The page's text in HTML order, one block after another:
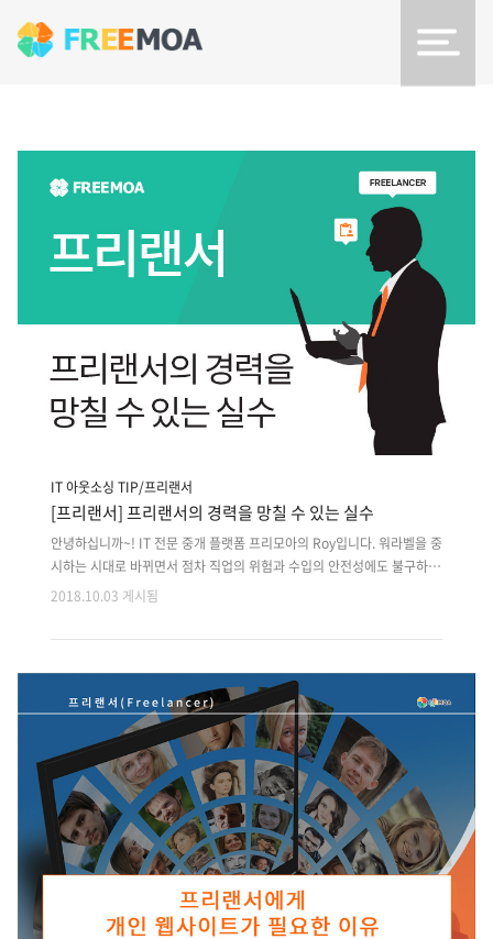
IT 아웃소싱 TIP/프리랜서
[프리랜서] 프리랜서의 경력을 망칠 수 있는 실수
안녕하십니까~! IT 전문 중개 플랫폼 프리모아의 Roy입니다. 워라벨을 중
시하는 시대로 바뀌면서 점차 직업의 위험과 수입의 안전성에도 불구하고
프리랜서로전향하는 수가 늘어나고 있습니다. 프리랜서의 가장 큰 특권인
리랜서로 전향하여 자리를 잡기위해 프리랜서의 경력 즉 포트폴리오를빠
나은 프리랜서가 되기 위하여 일반적인 실수를 저지르지 않는 방법을 참
고하시길 바랍니다. 프리랜서 경력을 망칠 수 있는 실수 4가지 출처 :
entrepreneur.com 의뢰의 포커스는 당신에 관한 것이 아니라 당신의
고객입니다. 프리랜서로 시작할 때 명심해야할 첫번째 일은 당신의 고객
이 ..
2018.10.03 게시됨